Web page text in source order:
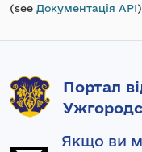
(see Документація API
Портал
Якщо ви